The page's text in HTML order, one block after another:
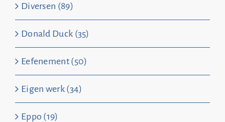
Diversen (89)
Donald Duck (35)
Eefenement (50)
Eigen werk (34)
Eppo (19)